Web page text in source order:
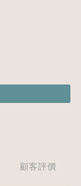
顧客評價